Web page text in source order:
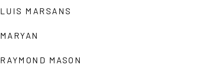
LUIS MARSANS
MARYAN
RAYMOND MASON